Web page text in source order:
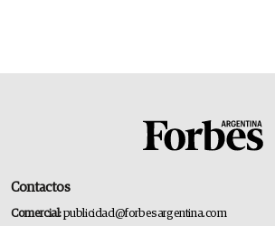
Contactos
Comercial:publicidad@forbesargentina.com